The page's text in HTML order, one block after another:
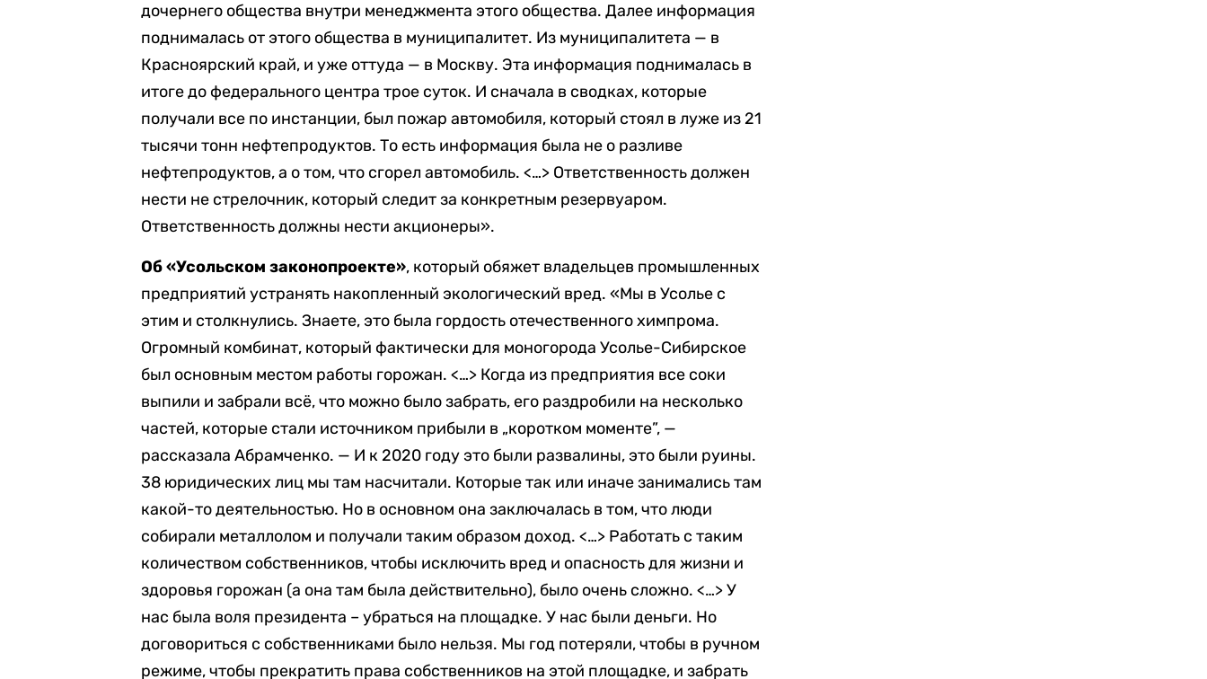
дочернего общества внутри менеджмента этого общества. Далее информация
поднималась от этого общества в муниципалитет. Из муниципалитета — в
Красноярский край, и уже оттуда — в Москву. Эта информация поднималась в
итоге до федерального центра трое суток. И сначала в сводках, которые
получали все по инстанции, был пожар автомобиля, который стоял в луже из 21
тысячи тонн нефтепродуктов. То есть информация была не о разливе
нефтепродуктов, а о том, что сгорел автомобиль. <…> Ответственность должен
нести не стрелочник, который следит за конкретным резервуаром.
Ответственность должны нести акционеры».
Об«Усольском законопроекте», который обяжет владельцев промышленных
предприятий устранять накопленный экологический вред. «Мы в Усолье с
этим и столкнулись. Знаете, это была гордость отечественного химпрома.
Огромный комбинат, который фактически для моногорода Усолье-Сибирское
был основным местом работы горожан. <…> Когда из предприятия все соки
выпили и забрали всё, что можно было забрать, его раздробили на несколько
частей, которые стали источником прибыли в „коротком моменте”, —
рассказала Абрамченко. — И к 2020 году это были развалины, это были руины.
38 юридических лиц мы там насчитали. Которые так или иначе занимались там
какой-то деятельностью. Но в основном она заключалась в том, что люди
собирали металлолом и получали таким образом доход. <…> Работать с таким
количеством собственников, чтобы исключить вред и опасность для жизни и
здоровья горожан (а она там была действительно), было очень сложно. <…> У
нас была воля президента – убраться на площадке. У нас были деньги. Но
договориться с собственниками было нельзя. Мы год потеряли, чтобы в ручном
режиме, чтобы прекратить права собственников на этой площадке, и забрать